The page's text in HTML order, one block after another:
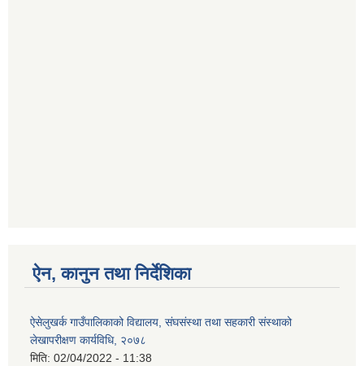
ऐन, कानुन तथा निर्देशिका
ऐसेलुखर्क गाउँपालिकाको विद्यालय, संघसंस्था तथा सहकारी संस्थाको
लेखापरीक्षण कार्यविधि, २०७८
मिति: 02/04/2022 - 11:38